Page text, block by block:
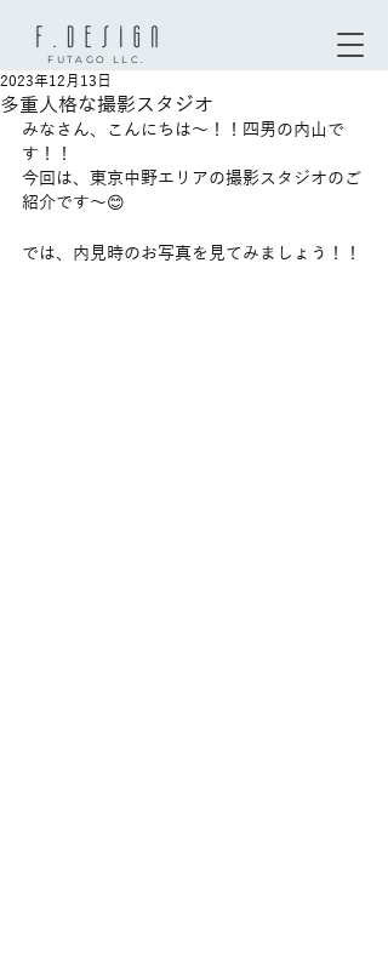
FUTAGO LLC.
多重人格な撮影スタジオ
2023年12月13日
みなさん、こんにちは～！！四男の内山で
す！！
今回は、東京中野エリアの撮影スタジオのご
紹介です～😊
では、内見時のお写真を見てみましょう！！